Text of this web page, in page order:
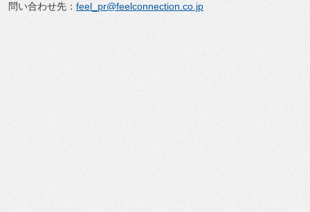
問い合わせ先： feel_pr@feelconnection.co.jp